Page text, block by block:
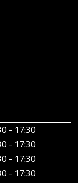
- 17:30
- 17:30
- 17:30
- 17:30